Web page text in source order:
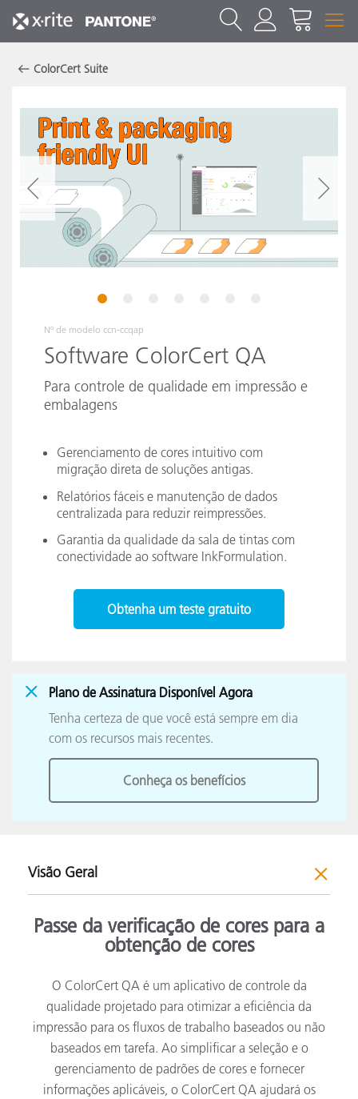
ColorCert Suite
1
Nº de modelo ccn-ccqap
Software ColorCert QA
Para controle de qualidade em impressão e
embalagens
Gerenciamento de cores intuitivo com
migração direta de soluções antigas.
Relatórios fáceis e manutenção de dados
centralizada para reduzir reimpressões.
Garantia da qualidade da sala de tintas com
conectividade ao software InkFormulation.
Obtenha um teste gratuito
Plano de Assinatura Disponível Agora
Tenha certeza de que você está sempre em dia
com os recursos mais recentes.
Conheça os benefícios
Visão Geral
Passe da verificação de cores para a
obtenção de cores
O ColorCert QA é um aplicativo de controle da
qualidade projetado para otimizar a eficiência da
impressão para os fluxos de trabalho baseados ou não
baseados em tarefa. Ao simplificar a seleção e o
gerenciamento de padrões de cores e fornecer
informações aplicáveis, o ColorCert QA ajudará os